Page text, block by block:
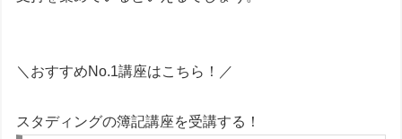
＼おすすめNo.1講座はこちら！／
スタディングの簿記講座を受講する！